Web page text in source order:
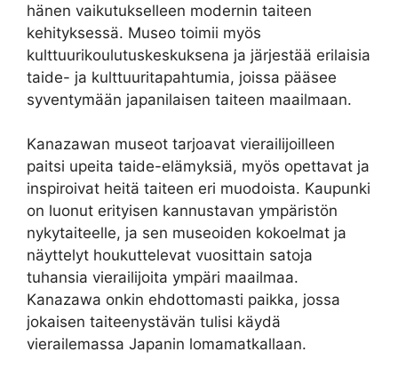
hänen vaikutukselleen modernin taiteen
kehityksessä. Museo toimii myös
kulttuurikoulutuskeskuksena ja järjestää erilaisia
taide- ja kulttuuritapahtumia, joissa pääsee
syventymään japanilaisen taiteen maailmaan.
Kanazawan museot tarjoavat vierailijoilleen
paitsi upeita taide-elämyksiä, myös opettavat ja
inspiroivat heitä taiteen eri muodoista. Kaupunki
on luonut erityisen kannustavan ympäristön
nykytaiteelle, ja sen museoiden kokoelmat ja
näyttelyt houkuttelevat vuosittain satoja
tuhansia vierailijoita ympäri maailmaa.
Kanazawa onkin ehdottomasti paikka, jossa
jokaisen taiteenystävän tulisi käydä
vierailemassa Japanin lomamatkallaan.